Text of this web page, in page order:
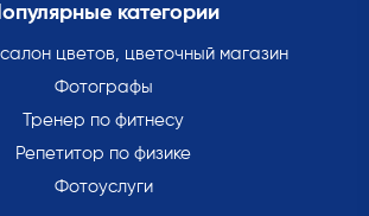
категории
цветов, цветочный магазин
Фотографы
Тренер по фитнесу
Репетитор по физике
Фотоуслуги